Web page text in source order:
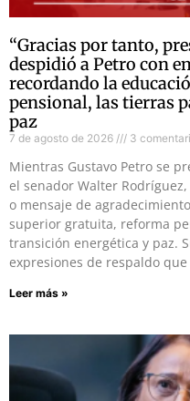
“Gracias por tanto,
despidió a Petro con
recordando la
pensional, las tierras
paz
7 de agosto de 2026 3
Mientras Gustavo Petro se
el senador Walter
o mensaje de
superior gratuita, reforma
transición energética y paz.
expresiones de respaldo
Leer más »